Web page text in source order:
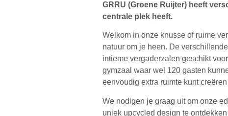
GRRU (Groene Ruijter) heeft
centrale plek heeft.
Welkom in onze knusse of ruime
natuur om je heen. De
intieme vergaderzalen geschikt
gymzaal waar wel 120 gasten
eenvoudig extra ruimte kunt
We nodigen je graag uit om onze
uniek upcycled design te